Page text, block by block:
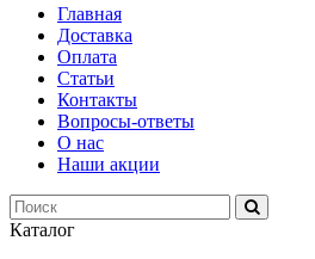
Главная
Доставка
Оплата
Статьи
Контакты
Вопросы-ответы
О нас
Наши акции
Каталог